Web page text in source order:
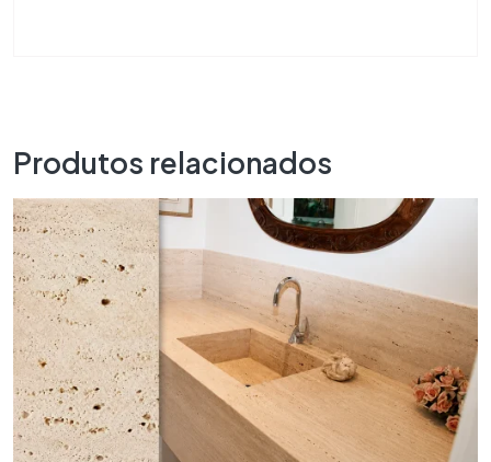
Produtos relacionados